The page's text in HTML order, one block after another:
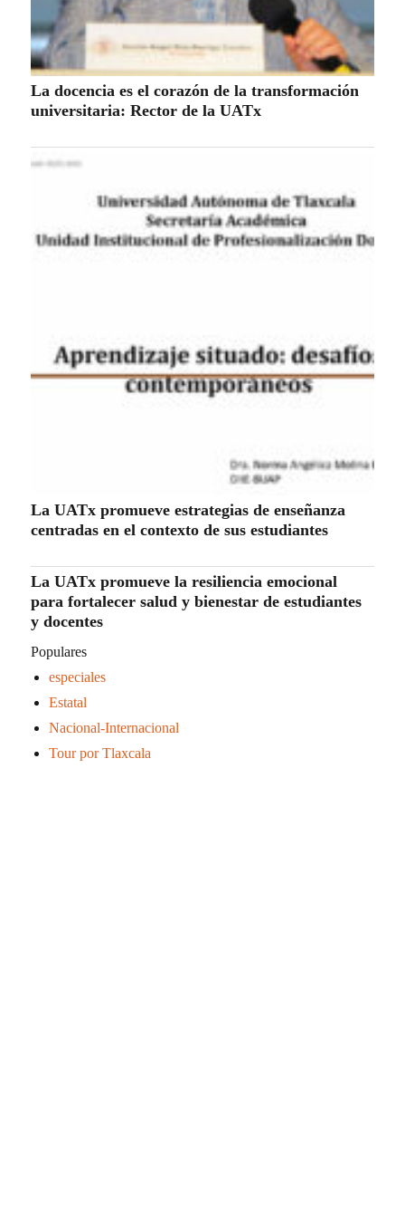
La docencia es el corazón de la transformación
universitaria: Rector de la UATx
La UATx promueve estrategias de enseñanza
centradas en el contexto de sus estudiantes
La UATx promueve la resiliencia emocional
para fortalecer salud y bienestar de estudiantes
y docentes
Populares
especiales
Estatal
Nacional-Internacional
Tour por Tlaxcala